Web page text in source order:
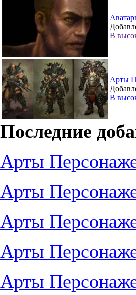
В
Арты
В
Последние
Арты
Арты
Арты
Арты
Арты